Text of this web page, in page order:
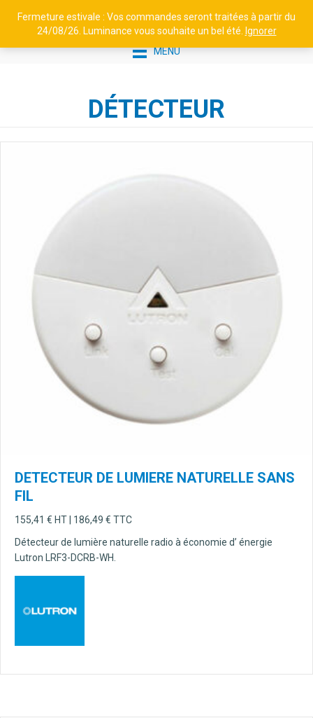
Fermeture estivale : Vos commandes seront traitées à partir du
24/08/26. Luminance vous souhaite un bel été.
Ignorer
BORNE EN ALUMINIUM H1100 -
TETRA N°4 - 8W, NOIR FONCÉ
AJOUTER
MENU
DÉTECTEUR
DETECTEUR DE LUMIERE NATURELLE SANS
FIL
155,41 € HT | 186,49 € TTC
Détecteur de lumière naturelle radio à économie d’ énergie
Lutron LRF3-DCRB-WH.